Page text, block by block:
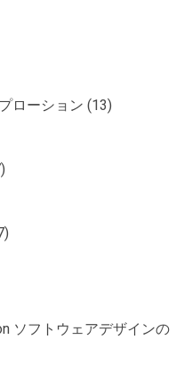
ローション (13)
ソフトウェアデザインの